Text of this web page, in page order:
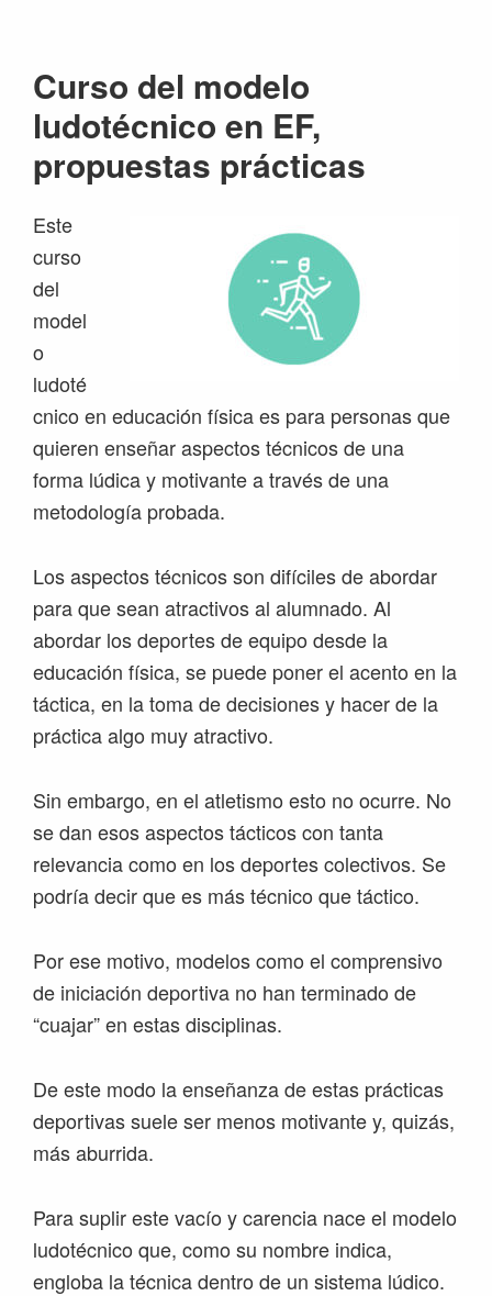
navegación
principal
contenido
principal
barra
lateral
principal
página
Curso del modelo
ludotécnico en EF,
propuestas prácticas
Este
curso
del
model
o
ludoté
cnico en educación física es para personas que
quieren enseñar aspectos técnicos de una
forma lúdica y motivante a través de una
metodología probada.
Los aspectos técnicos son difíciles de abordar
para que sean atractivos al alumnado. Al
abordar los deportes de equipo desde la
educación física, se puede poner el acento en la
táctica, en la toma de decisiones y hacer de la
práctica algo muy atractivo.
Sin embargo, en el atletismo esto no ocurre. No
se dan esos aspectos tácticos con tanta
relevancia como en los deportes colectivos. Se
podría decir que es más técnico que táctico.
Por ese motivo, modelos como el comprensivo
de iniciación deportiva no han terminado de
“cuajar” en estas disciplinas.
De este modo la enseñanza de estas prácticas
deportivas suele ser menos motivante y, quizás,
más aburrida.
Para suplir este vacío y carencia nace el modelo
ludotécnico que, como su nombre indica,
engloba la técnica dentro de un sistema lúdico.